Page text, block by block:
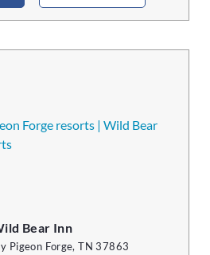
Bear Inn
Pigeon Forge, TN 37863